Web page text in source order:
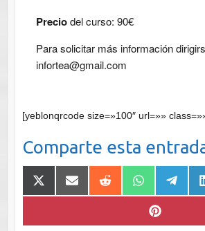
Preciodel curso: 90€
Para solicitar más información
infortea@gmail.com
[yeblonqrcode size=»100″ url=»»
Comparte esta
Compartir
en
Compartir
en
Compartir
en
Compartir
en
WhatsApp
en
Compartir
en